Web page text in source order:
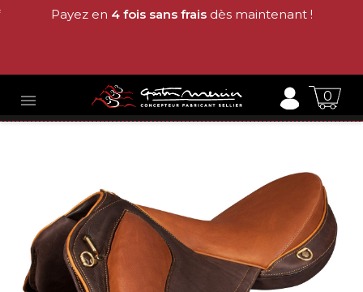
Payez en 4 fois sans fraisdès maintenant !
 0